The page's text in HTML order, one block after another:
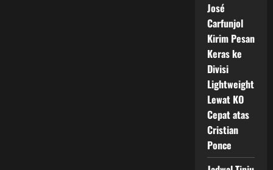
José
Carfunjol
Kirim Pesan
Keras ke
Divisi
Lightweight
Lewat KO
Cepat atas
Cristian
Ponce